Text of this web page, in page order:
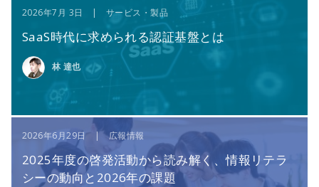
2026年7月 3日 | サービス・製品
SaaS時代に求められる認証基盤とは
林 達也
2026年6月29日 | 広報情報
2025年度の啓発活動から読み解く、情報リテラ
シーの動向と2026年の課題